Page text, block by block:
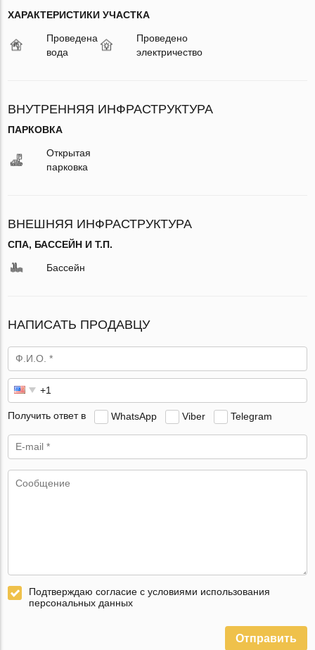
ХАРАКТЕРИСТИКИ УЧАСТКА
Проведена
вода
Проведено
электричество
ВНУТРЕННЯЯ ИНФРАСТРУКТУРА
ПАРКОВКА
Открытая
парковка
ВНЕШНЯЯ ИНФРАСТРУКТУРА
СПА, БАССЕЙН И Т.П.
Бассейн
НАПИСАТЬ ПРОДАВЦУ
Получить ответ в WhatsApp Viber Telegram
Подтверждаю согласие с условиями использования
персональных данных
Отправить